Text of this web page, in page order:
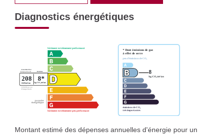
Diagnostics énergétiques
Montant estimé des dépenses annuelles d'énergie pour un